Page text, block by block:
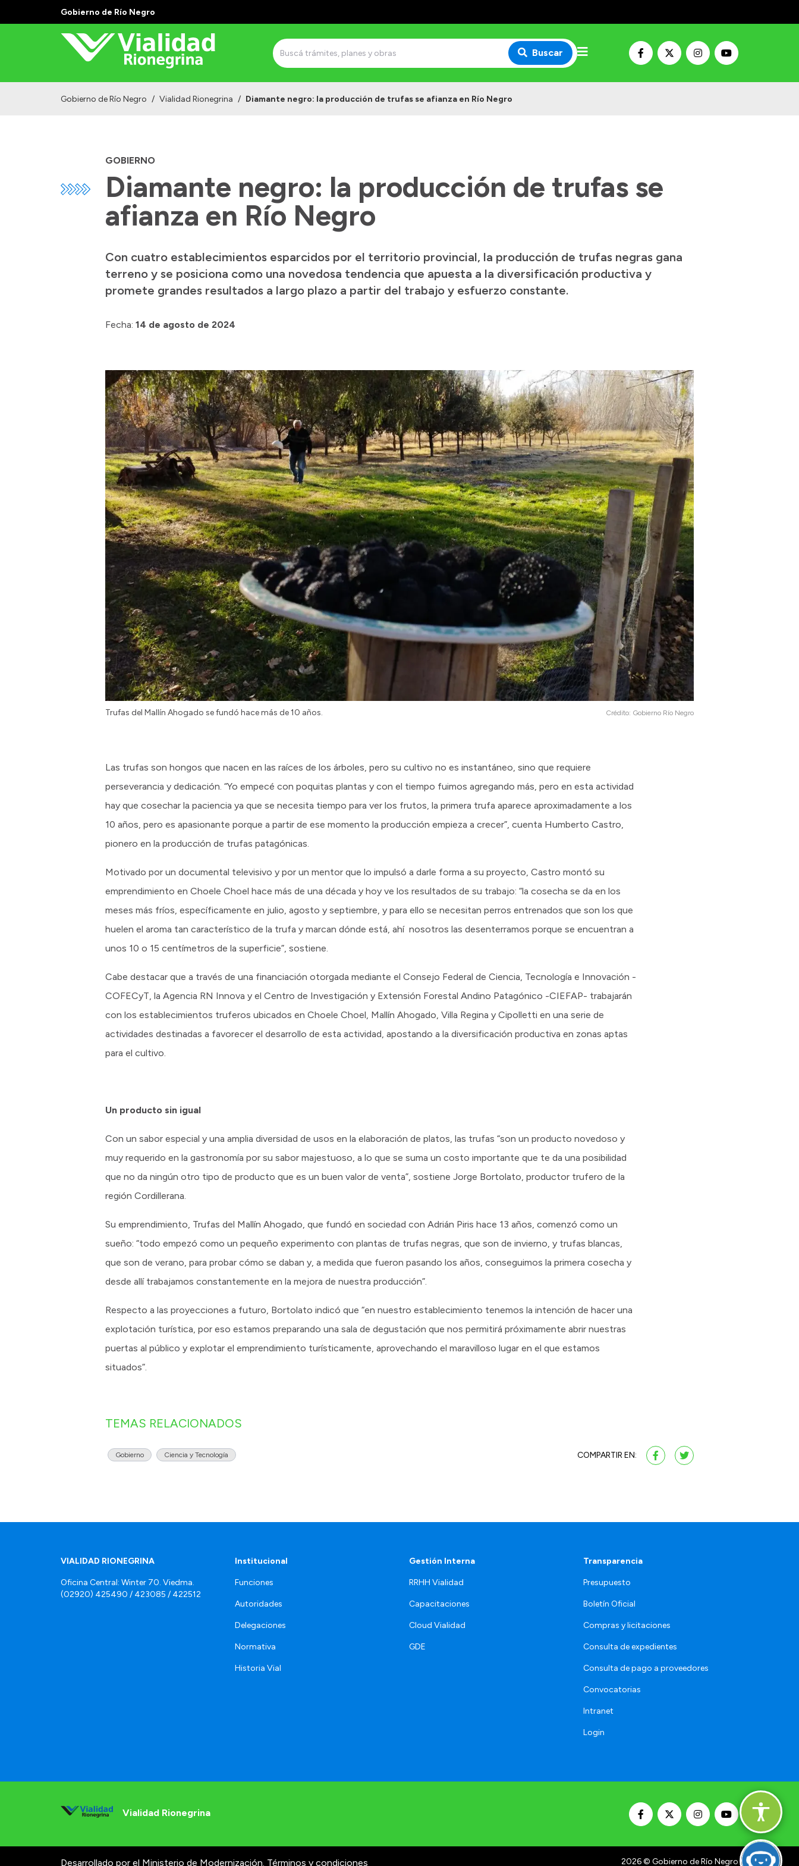
Gobierno de Río Negro
Buscar
Gobierno de Río Negro / Vialidad Rionegrina / Diamante negro: la producción de trufas se afianza en Río Negro
GOBIERNO
Diamante negro: la producción de trufas se
afianza en Río Negro
Con cuatro establecimientos esparcidos por el territorio provincial, la producción de trufas negras gana
terreno y se posiciona como una novedosa tendencia que apuesta a la diversificación productiva y
promete grandes resultados a largo plazo a partir del trabajo y esfuerzo constante.
Fecha: 14 de agosto de 2024
Trufas del Mallín Ahogado se fundó hace más de 10 años. Crédito: Gobierno Río Negro
Las trufas son hongos que nacen en las raíces de los árboles, pero su cultivo no es instantáneo, sino que requiere
perseverancia y dedicación. “Yo empecé con poquitas plantas y con el tiempo fuimos agregando más, pero en esta actividad
hay que cosechar la paciencia ya que se necesita tiempo para ver los frutos, la primera trufa aparece aproximadamente a los
10 años, pero es apasionante porque a partir de ese momento la producción empieza a crecer”, cuenta Humberto Castro,
pionero en la producción de trufas patagónicas.
Motivado por un documental televisivo y por un mentor que lo impulsó a darle forma a su proyecto, Castro montó su
emprendimiento en Choele Choel hace más de una década y hoy ve los resultados de su trabajo: “la cosecha se da en los
meses más fríos, específicamente en julio, agosto y septiembre, y para ello se necesitan perros entrenados que son los que
huelen el aroma tan característico de la trufa y marcan dónde está, ahí nosotros las desenterramos porque se encuentran a
unos 10 o 15 centímetros de la superficie”, sostiene.
Cabe destacar que a través de una financiación otorgada mediante el Consejo Federal de Ciencia, Tecnología e Innovación -
COFECyT, la Agencia RN Innova y el Centro de Investigación y Extensión Forestal Andino Patagónico -CIEFAP- trabajarán
con los establecimientos truferos ubicados en Choele Choel, Mallín Ahogado, Villa Regina y Cipolletti en una serie de
actividades destinadas a favorecer el desarrollo de esta actividad, apostando a la diversificación productiva en zonas aptas
para el cultivo.
Un producto sin igual
Con un sabor especial y una amplia diversidad de usos en la elaboración de platos, las trufas “son un producto novedoso y
muy requerido en la gastronomía por su sabor majestuoso, a lo que se suma un costo importante que te da una posibilidad
que no da ningún otro tipo de producto que es un buen valor de venta”, sostiene Jorge Bortolato, productor trufero de la
región Cordillerana.
Su emprendimiento, Trufas del Mallín Ahogado, que fundó en sociedad con Adrián Piris hace 13 años, comenzó como un
sueño: “todo empezó como un pequeño experimento con plantas de trufas negras, que son de invierno, y trufas blancas,
que son de verano, para probar cómo se daban y, a medida que fueron pasando los años, conseguimos la primera cosecha y
desde allí trabajamos constantemente en la mejora de nuestra producción”.
Respecto a las proyecciones a futuro, Bortolato indicó que “en nuestro establecimiento tenemos la intención de hacer una
explotación turística, por eso estamos preparando una sala de degustación que nos permitirá próximamente abrir nuestras
puertas al público y explotar el emprendimiento turísticamente, aprovechando el maravilloso lugar en el que estamos
situados”.
TEMAS RELACIONADOS
Gobierno Ciencia y Tecnología COMPARTIR EN:
VIALIDAD RIONEGRINA
Oficina Central: Winter 70. Viedma.
(02920) 425490 / 423085 / 422512
Institucional
Funciones
Autoridades
Delegaciones
Normativa
Historia Vial
Gestión Interna
RRHH Vialidad
Capacitaciones
Cloud Vialidad
GDE
Transparencia
Presupuesto
Boletín Oficial
Compras y licitaciones
Consulta de expedientes
Consulta de pago a proveedores
Convocatorias
Intranet
Login
Vialidad Rionegrina
Desarrollado por el Ministerio de Modernización. Términos y condiciones 2026© Gobierno de Río Negro